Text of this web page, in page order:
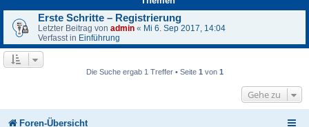
Erste Schritte – Registrierung
Letzter Beitrag von admin « Mi 6. Sep 2017, 14:04
Verfasst in Einführung
Die Suche ergab 1 Treffer • Seite 1 von 1
Gehe zu
Foren-Übersicht